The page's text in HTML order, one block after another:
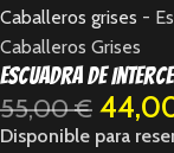
Caballeros grises -
Caballeros Grises
Escuadra de
55,00€
Disponible para